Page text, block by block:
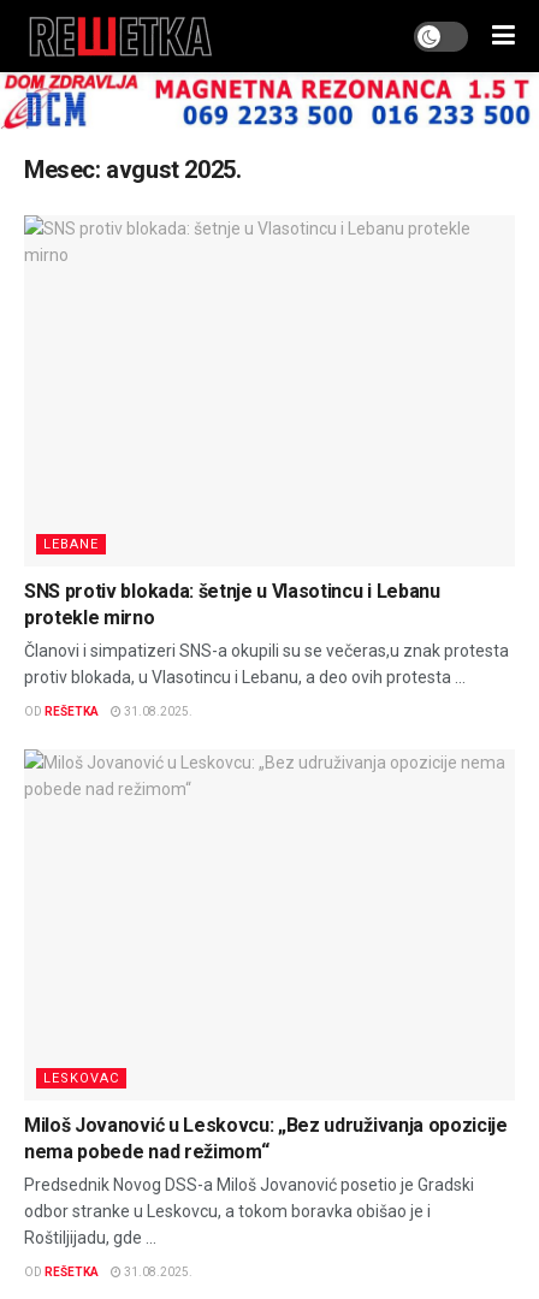
Mesec: avgust 2025.
LEBANE
SNS protiv blokada: šetnje u Vlasotincu i Lebanu
protekle mirno
Članovi i simpatizeri SNS-a okupili su se večeras,u znak protesta
protiv blokada, u Vlasotincu i Lebanu, a deo ovih protesta ...
OD REŠETKA 31.08.2025.
LESKOVAC
Miloš Jovanović u Leskovcu: „Bez udruživanja opozicije
nema pobede nad režimom“
Predsednik Novog DSS-a Miloš Jovanović posetio je Gradski
odbor stranke u Leskovcu, a tokom boravka obišao je i
Roštiljijadu, gde ...
OD REŠETKA 31.08.2025.